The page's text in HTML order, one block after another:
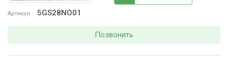
Артикул 5GS28NO01
Позвонить